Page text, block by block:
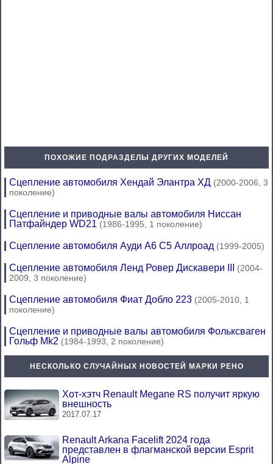
ПОХОЖИЕ ПОДРАЗДЕЛЫ ДРУГИХ МОДЕЛЕЙ
Сцепление автомобиля Хендай Элантра ХД (2000-2006, 3
поколение)
Сцепление и приводные валы автомобиля Ниссан
Патфайндер WD21 (1986-1995, 1 поколение)
Сцепление автомобиля Ауди А6 С5 Аллроад (1999-2005)
Сцепление автомобиля Ленд Ровер Дискавери III (2004-
2009, 3 поколение)
Сцепление автомобиля Фиат Добло 223 (2005-2010, 1
поколение)
Сцепление и приводные валы автомобиля Фольксваген
Гольф Mk2 (1984-1993, 2 поколение)
НЕСКОЛЬКО СЛУЧАЙНЫХ НОВОСТЕЙ МАРКИ РЕНО
Хот-хэтч Renault Megane RS получит яркую
внешность
2017.07.17
Renault Arkana Facelift 2024 года
представлен в флагманской версии Esprit
Alpine